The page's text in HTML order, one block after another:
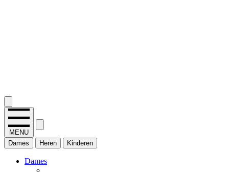
MENU
Dames
Heren Kinderen
Dames